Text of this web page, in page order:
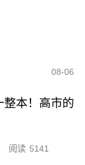
08-06
整本！高市的
阅读 5141